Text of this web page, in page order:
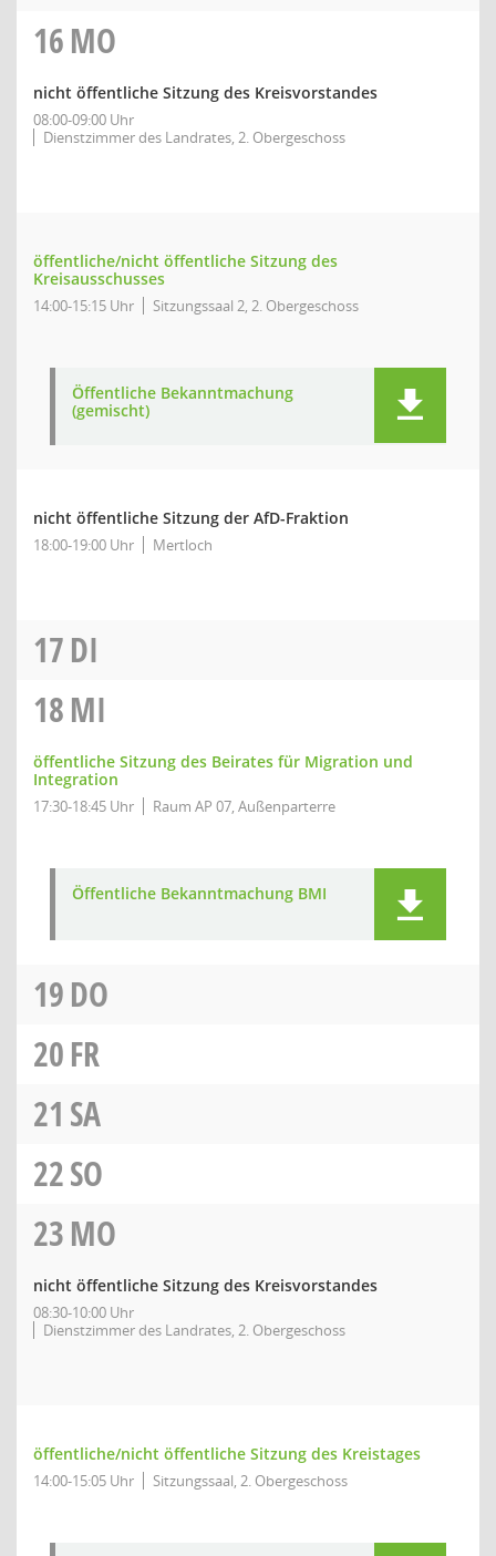
16MO
nicht öffentliche Sitzung des Kreisvorstandes
08:00-09:00 Uhr
Dienstzimmer des Landrates, 2. Obergeschoss
öffentliche/nicht öffentliche Sitzung des
Kreisausschusses
14:00-15:15 Uhr Sitzungssaal 2, 2. Obergeschoss
Öffentliche Bekanntmachung
(gemischt)
nicht öffentliche Sitzung der AfD-Fraktion
18:00-19:00 Uhr Mertloch
17DI
18MI
öffentliche Sitzung des Beirates für Migration und
Integration
17:30-18:45 Uhr Raum AP 07, Außenparterre
Öffentliche Bekanntmachung BMI
19DO
20FR
21 SA
22SO
23MO
nicht öffentliche Sitzung des Kreisvorstandes
08:30-10:00 Uhr
Dienstzimmer des Landrates, 2. Obergeschoss
öffentliche/nicht öffentliche Sitzung des Kreistages
14:00-15:05 Uhr Sitzungssaal, 2. Obergeschoss